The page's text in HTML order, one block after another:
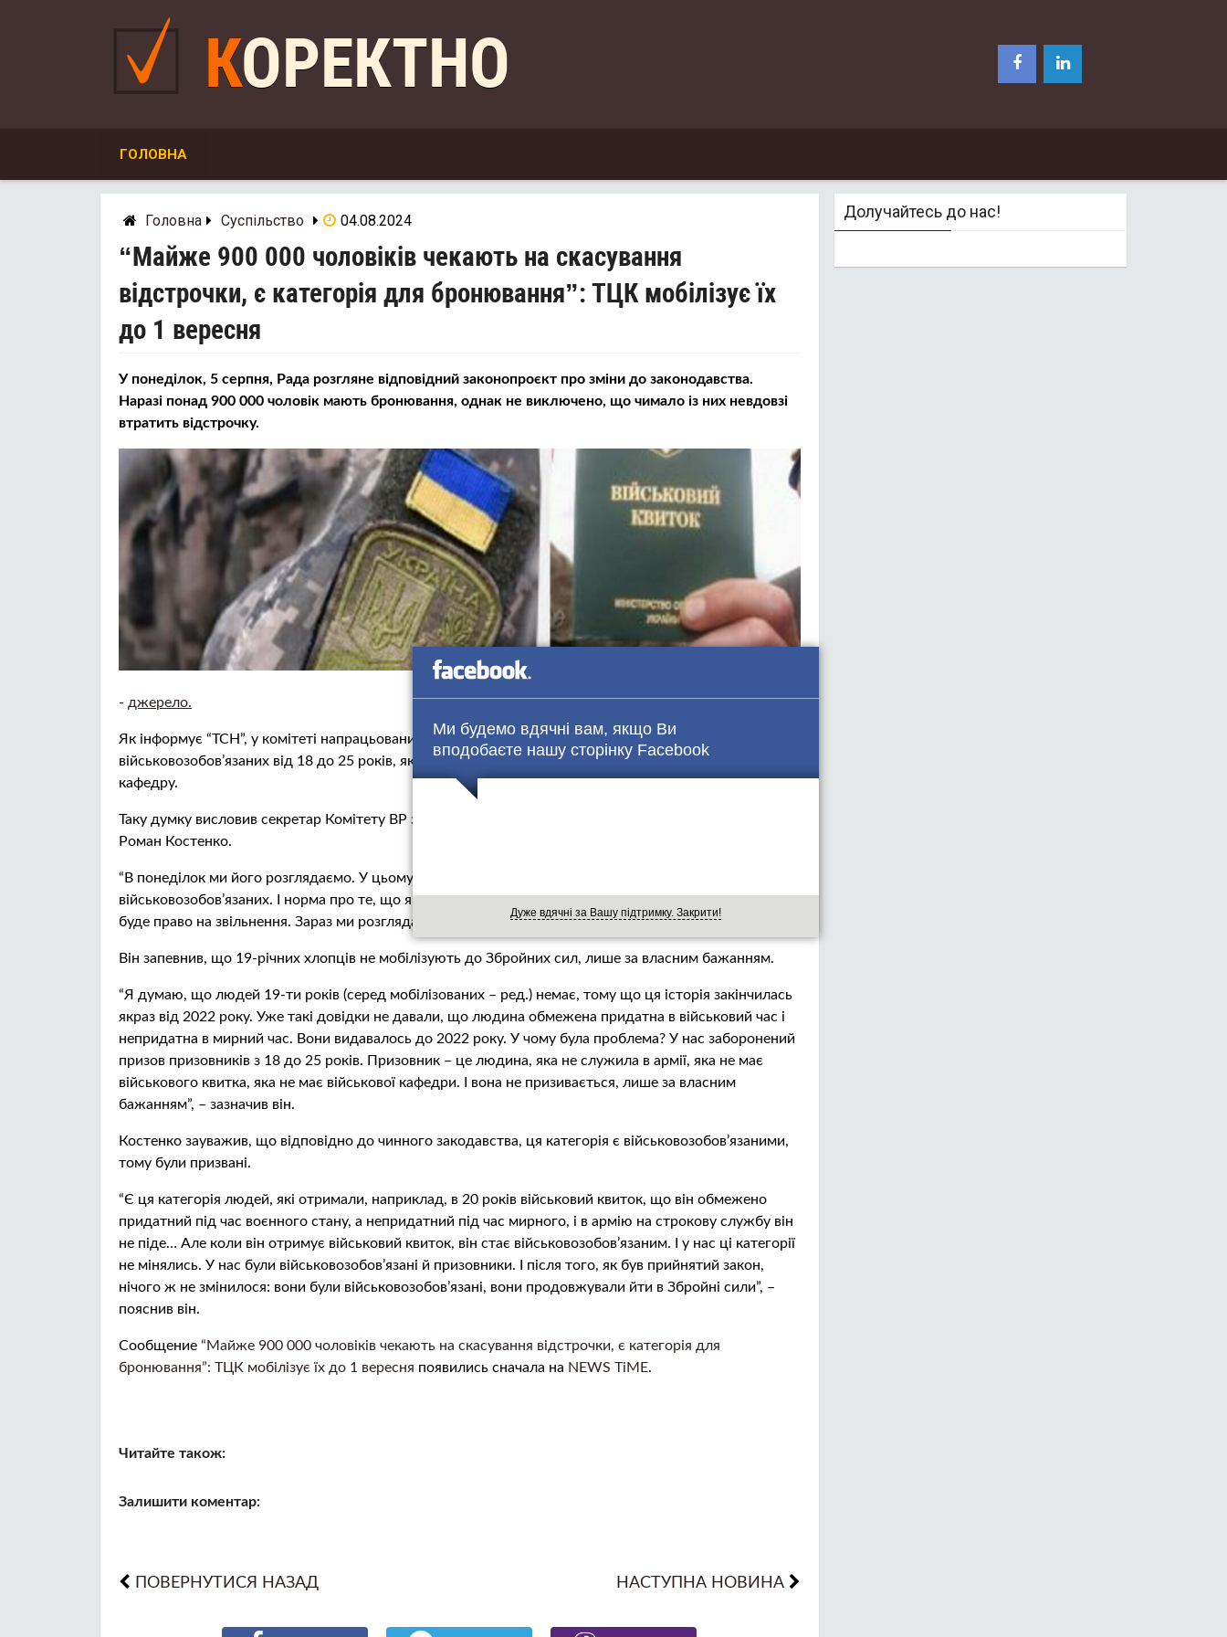
Ми будемо вдячні вам, якщо Ви
вподобаєте нашу сторінку Facebook
Дуже вдячні за Вашу підтримку. Закрити!
КОРЕКТНО
ГОЛОВНА
Головна Суспільство 04.08.2024
“Майже 900 000 чоловіків чекають на скасування
відстрочки, є категорія для бронювання”: ТЦК мобілізує їх
до 1 вересня
У понеділок, 5 серпня, Рада розгляне відповідний законопроєкт про зміни до законодавства.
Наразі понад 900 000 чоловік мають бронювання, однак не виключено, що чимало із них невдовзі
втратить відстрочку.
- джерело.
Як інформує “ТСН”, у комітеті напрацьований законопроєкт, який заборонить призивати
військовозобов’язаних від 18 до 25 років, які відслужили строкову службу або закінчили військову
кафедру.
Таку думку висловив секретар Комітету ВР з питань національної безпеки, оборони та розвідки
Роман Костенко.
“В понеділок ми його розглядаємо. У цьому законопроєкті буде історія заборони призову ось цих
військовозобов’язаних. І норма про те, що якщо такі люди потрапили на фронт в цей період, в них
буде право на звільнення. Зараз ми розглядаємо таке питання”, – сказав він.
Він запевнив, що 19-річних хлопців не мобілізують до Збройних сил, лише за власним бажанням.
“Я думаю, що людей 19-ти років (серед мобілізованих – ред.) немає, тому що ця історія закінчилась
якраз від 2022 року. Уже такі довідки не давали, що людина обмежена придатна в військовий час і
непридатна в мирний час. Вони видавалось до 2022 року. У чому була проблема? У нас заборонений
призов призовників з 18 до 25 років. Призовник – це людина, яка не служила в армії, яка не має
військового квитка, яка не має військової кафедри. І вона не призивається, лише за власним
бажанням”, – зазначив він.
Костенко зауважив, що відповідно до чинного закодавства, ця категорія є військовозобов’язаними,
тому були призвані.
“Є ця категорія людей, які отримали, наприклад, в 20 років військовий квиток, що він обмежено
придатний під час воєнного стану, а непридатний під час мирного, і в армію на строкову службу він
не піде… Але коли він отримує військовий квиток, він стає військовозобов’язаним. І у нас ці категорії
не мінялись. У нас були військовозобов’язані й призовники. І після того, як був прийнятий закон,
нічого ж не змінилося: вони були військовозобов’язані, вони продовжували йти в Збройні сили”, –
пояснив він.
Сообщение “Майже 900 000 чоловіків чекають на скасування відстрочки, є категорія для
бронювання”: ТЦК мобілізує їх до 1 вересня появились сначала на NEWS TiME.
Читайте також:
Залишити коментар:
ПОВЕРНУТИСЯ НАЗАД НАСТУПНА НОВИНА
Долучайтесь до нас!